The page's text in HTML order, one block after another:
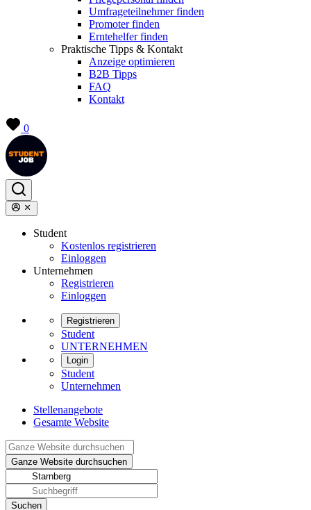
Umfrageteilnehmer finden
Promoter finden
Erntehelfer finden
Praktische Tipps & Kontakt
Anzeige optimieren
B2B Tipps
FAQ
Kontakt
0
Student
Kostenlos registrieren
Einloggen
Unternehmen
Registrieren
Einloggen
Registrieren
Student
UNTERNEHMEN
Login
Student
Unternehmen
Stellenangebote
Gesamte Website